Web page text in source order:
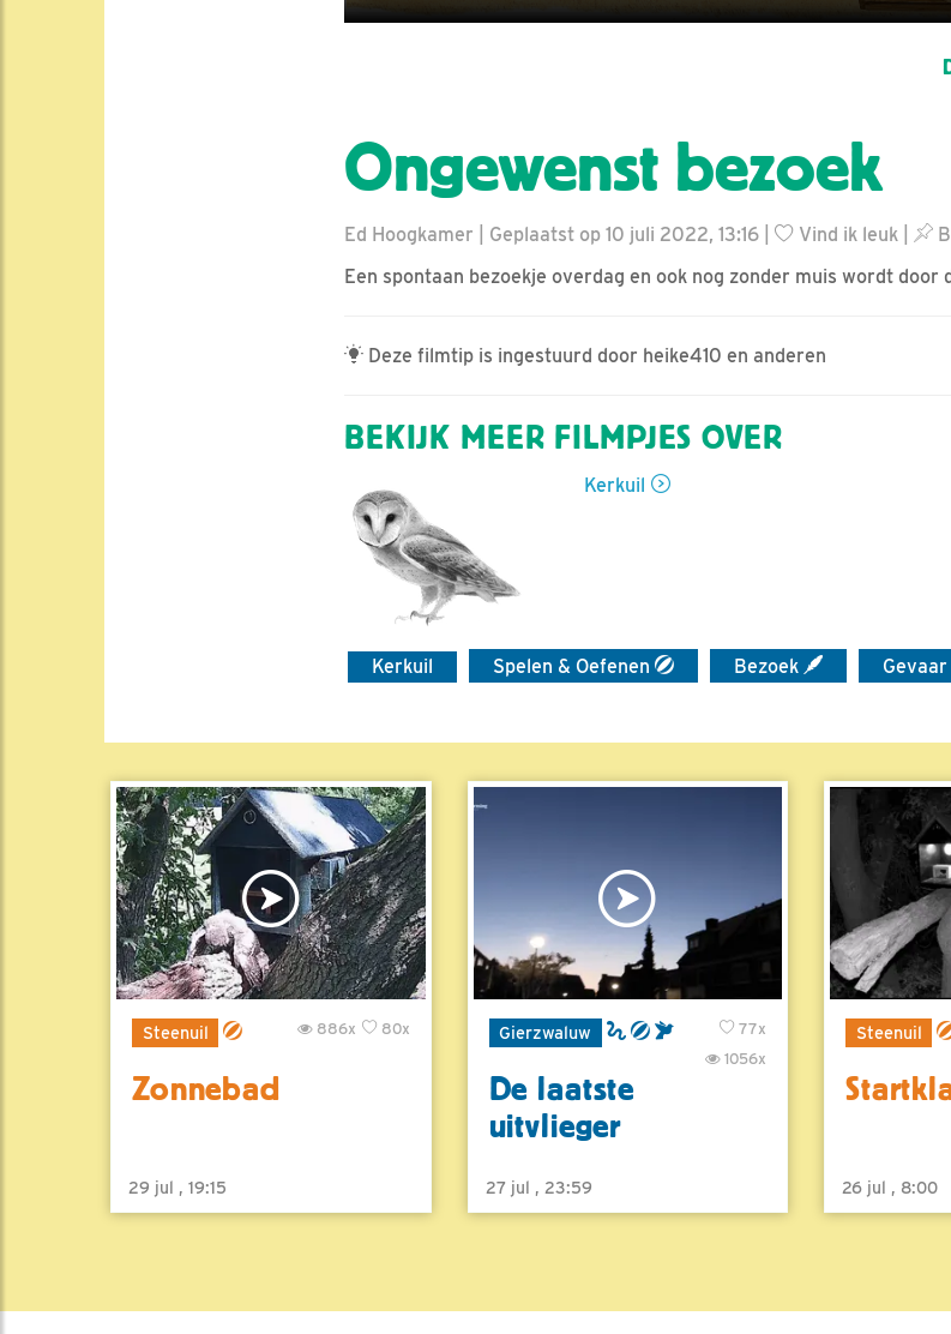
Ongewenst bezoek
Ed Hoogkamer | Geplaatst op 10 juli 2022, 13:16 | Vind ik leuk
Een spontaan bezoekje overdag en ook nog zonder muis wordt door
Deze filmtip is ingestuurd door heike410 en anderen
BEKIJK MEER FILMPJES OVER
Kerkuil
Kerkuil Spelen & Oefenen Bezoek Gevaar
Steenuil 80x
886x
Zonnebad
29 jul , 19:15
Gierzwaluw
77x
1056x
De laatste
uitvlieger
27 jul , 23:59
Steenuil
26 jul , 8:00